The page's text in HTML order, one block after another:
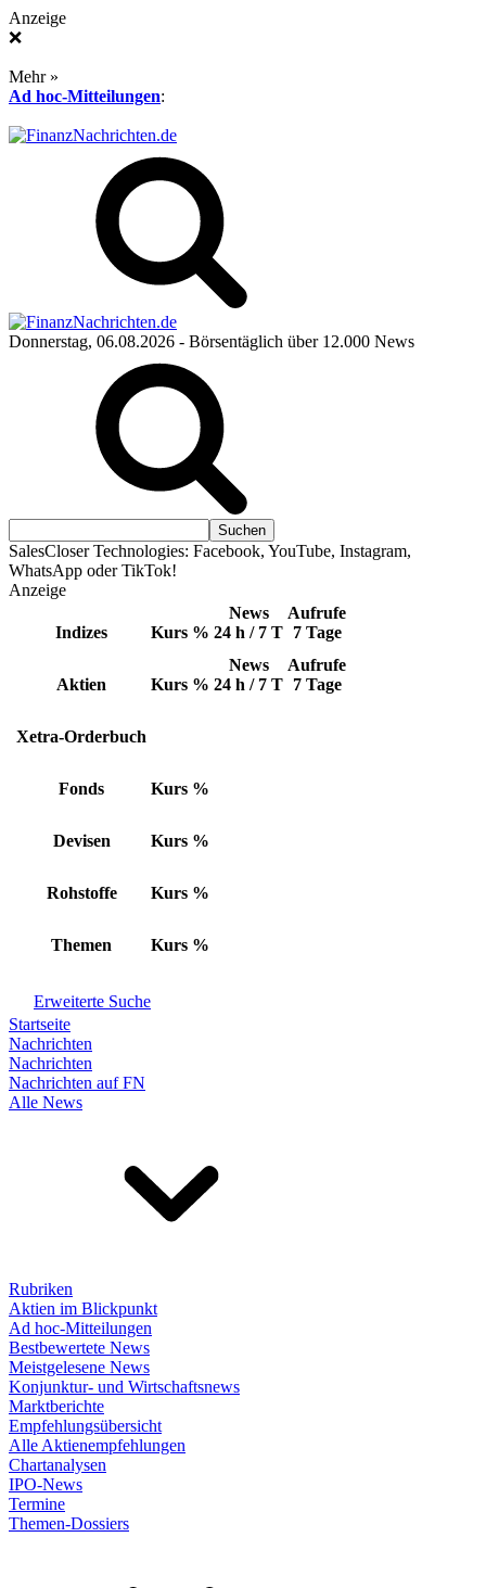
Anzeige
❌
Mehr »
Ad hoc-Mitteilungen:
Donnerstag, 06.08.2026 - Börsentäglich über 12.000 News
SalesCloser Technologies: Facebook, YouTube, Instagram,
WhatsApp oder TikTok!
Anzeige
Indizes Kurs %
News
24 h / 7 T
Aufrufe
7 Tage
Aktien Kurs %
News
24 h / 7 T
Aufrufe
7 Tage
Xetra-Orderbuch
Fonds Kurs %
Devisen Kurs %
Rohstoffe Kurs %
Themen Kurs %
Erweiterte Suche
Startseite
Nachrichten
Nachrichten
Nachrichten auf FN
Alle News
Rubriken
Aktien im Blickpunkt
Ad hoc-Mitteilungen
Bestbewertete News
Meistgelesene News
Konjunktur- und Wirtschaftsnews
Marktberichte
Empfehlungsübersicht
Alle Aktienempfehlungen
Chartanalysen
IPO-News
Termine
Themen-Dossiers